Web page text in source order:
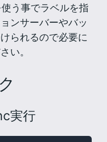
う事でラベルを指
ンサーバーやバッ
られるので必要に
い。
実行